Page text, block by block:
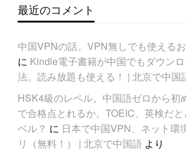
最近のコメント
中国VPNの話。VPN無しでも使えるお
に Kindle電子書籍が中国でもダウン
法。読み放題も使える！ | 北京で中国
HSK4級のレベル。中国語ゼロから初
で合格点とれるか。TOEIC、英検だ
ベル？ に 日本で中国VPN、ネット環
リ（無料！） | 北京で中国語より